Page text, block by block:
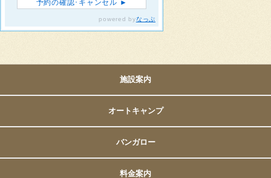
施設案内
オートキャンプ
バンガロー
料金案内